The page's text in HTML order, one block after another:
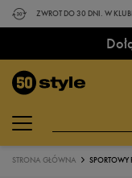
ZWROT DO 30 DNI. W
STRONA GŁÓWNA